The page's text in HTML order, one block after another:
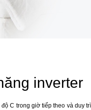
inverter
C trong giờ tiếp theo và duy